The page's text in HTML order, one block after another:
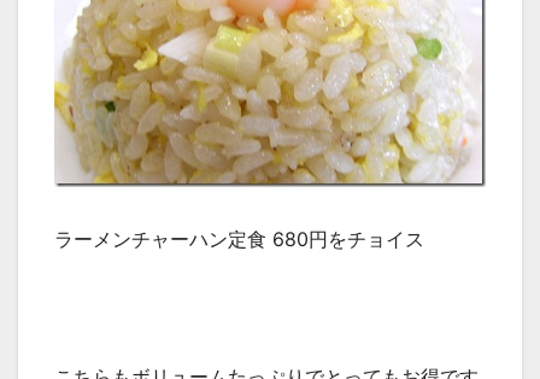
ラーメンチャーハン定食 680円をチョイス